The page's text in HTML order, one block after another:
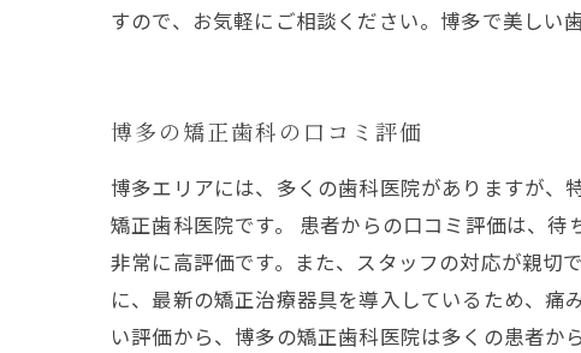
すので、お気軽にご相談ください。博多で美しい
博多の矯正歯科の口コミ評価
博多エリアには、多くの歯科医院がありますが
矯正歯科医院です。 患者からの口コミ評価は、
非常に高評価です。また、スタッフの対応が親切
に、最新の矯正治療器具を導入しているため、
い評価から、博多の矯正歯科医院は多くの患者か